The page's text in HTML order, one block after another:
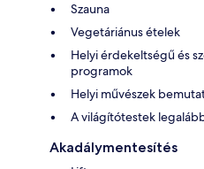
Szauna
Vegetáriánus ételek
Helyi érdekeltségű és
programok
Helyi művészek
A világítótestek
Akadálymentesítés